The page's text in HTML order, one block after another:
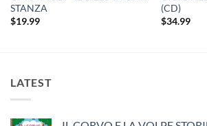
STANZA
$19.99
(CD)
$34.99
LATEST